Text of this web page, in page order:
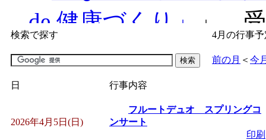
de 健康づくり」
」 受
「子育て交流広場「
間：2026/07/09～
「皆鶴姫のこびる塾
検索で探す 4月の行事予
前の月 ＜ 今
日 行事内容
2026年4月5日(日)
フルートデュオ スプリングコ
ンサート
印刷